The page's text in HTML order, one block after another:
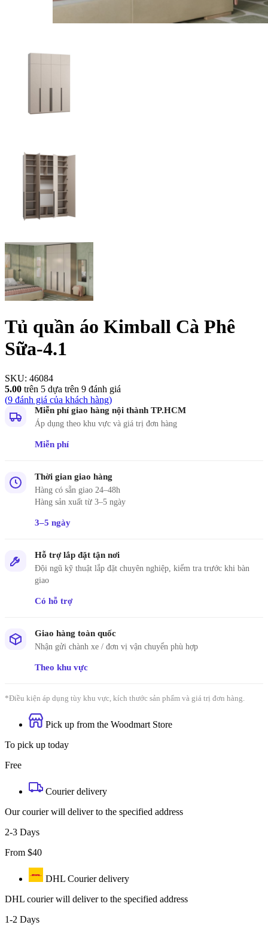
Tủ quần áo Kimball Cà Phê
Sữa-4.1
SKU: 46084
5.00 trên 5 dựa trên 9 đánh giá
(9 đánh giá của khách hàng)
Miễn phí giao hàng nội thành TP.HCM
Áp dụng theo khu vực và giá trị đơn hàng
Miễn phí
Thời gian giao hàng
Hàng có sẵn giao 24–48h
Hàng sản xuất từ 3–5 ngày
3–5 ngày
Hỗ trợ lắp đặt tận nơi
Đội ngũ kỹ thuật lắp đặt chuyên nghiệp, kiểm tra trước khi bàn
giao
Có hỗ trợ
Giao hàng toàn quốc
Nhận gửi chành xe / đơn vị vận chuyển phù hợp
Theo khu vực
*Điều kiện áp dụng tùy khu vực, kích thước sản phẩm và giá trị đơn hàng.
Pick up from the Woodmart Store
To pick up today
Free
Courier delivery
Our courier will deliver to the specified address
2-3 Days
From $40
DHL Courier delivery
DHL courier will deliver to the specified address
1-2 Days